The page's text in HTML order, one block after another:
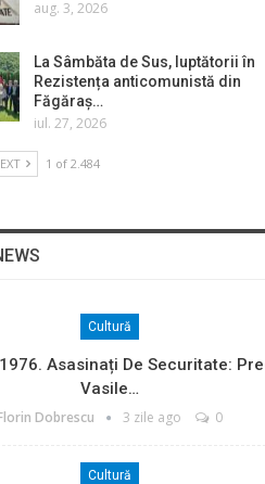
aug. 3, 2026
La Sâmbăta de Sus, luptătorii în
Rezistența anticomunistă din
Făgăraș…
iul. 27, 2026
1 of 2.484
Cultură
Asasinați De Securitate:
Vasile…
Dobrescu 3 zile ago 0
Cultură